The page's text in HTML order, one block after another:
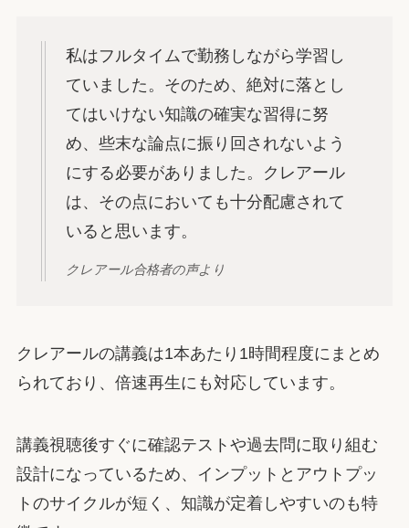
私はフルタイムで勤務しながら学習し
ていました。そのため、絶対に落とし
てはいけない知識の確実な習得に努
め、些末な論点に振り回されないよう
にする必要がありました。クレアール
は、その点においても十分配慮されて
いると思います。
クレアール合格者の声より
クレアールの講義は1本あたり1時間程度にまとめ
られており、倍速再生にも対応しています。
講義視聴後すぐに確認テストや過去問に取り組む
設計になっているため、インプットとアウトプッ
トのサイクルが短く、知識が定着しやすいのも特